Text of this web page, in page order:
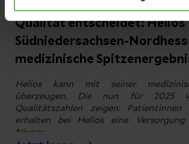
Pressemitteilungen
Qualität entscheidet: Helios
Südniedersachsen-
medizinische
Helios kann mit seiner
überzeugen. Die nun für 2025
Qualitätszahlen zeigen:
erhalten bei Helios eine Versorgung
Niveau.